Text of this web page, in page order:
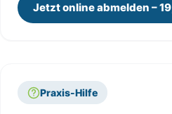
Jetzt online abmelden –
Praxis-Hilfe